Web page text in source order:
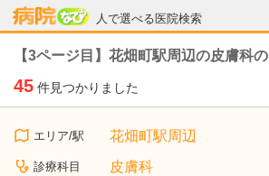
人で選べる医院検索
病院なび
【3ページ目】花畑町駅周辺の皮膚科の
45 件見つかりました
エリア/駅 花畑町駅周辺
診療科目 皮膚科